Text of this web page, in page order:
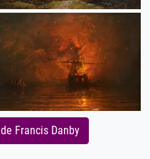
Francis Danby